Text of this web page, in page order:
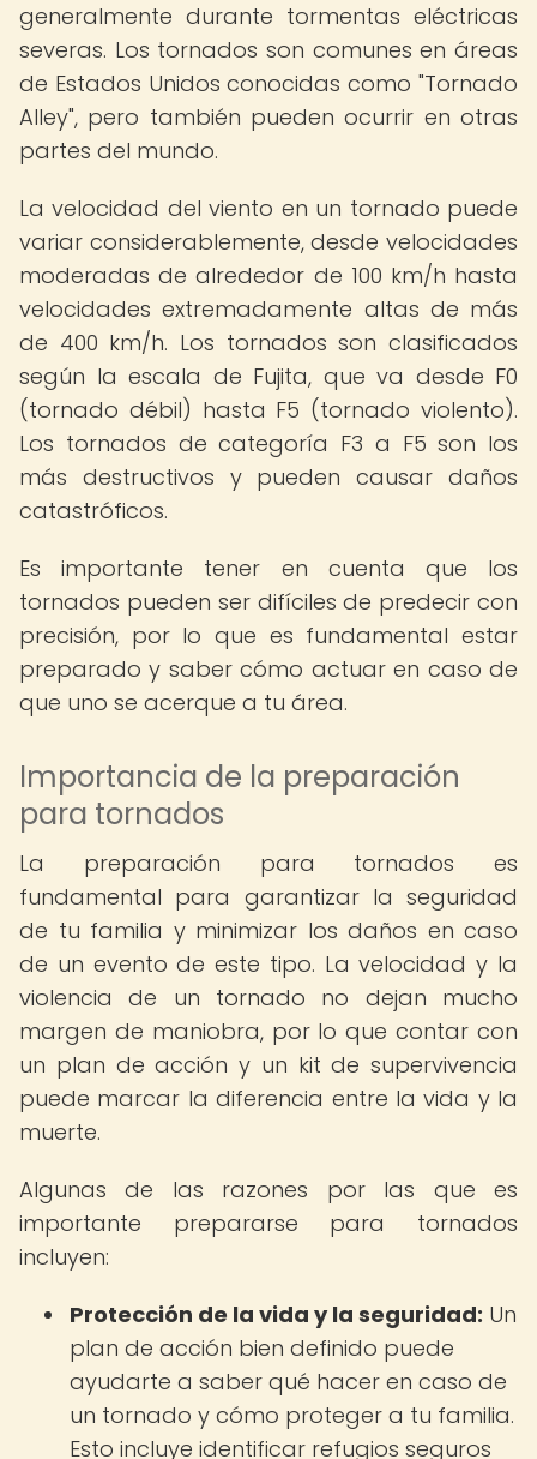
generalmente durante tormentas eléctricas
severas. Los tornados son comunes en áreas
de Estados Unidos conocidas como "Tornado
Alley", pero también pueden ocurrir en otras
partes del mundo.
La velocidad del viento en un tornado puede
variar considerablemente, desde velocidades
moderadas de alrededor de 100 km/h hasta
velocidades extremadamente altas de más
de 400 km/h. Los tornados son clasificados
según la escala de Fujita, que va desde F0
(tornado débil) hasta F5 (tornado violento).
Los tornados de categoría F3 a F5 son los
más destructivos y pueden causar daños
catastróficos.
Es importante tener en cuenta que los
tornados pueden ser difíciles de predecir con
precisión, por lo que es fundamental estar
preparado y saber cómo actuar en caso de
que uno se acerque a tu área.
Importancia de la preparación
para tornados
La preparación para tornados es
fundamental para garantizar la seguridad
de tu familia y minimizar los daños en caso
de un evento de este tipo. La velocidad y la
violencia de un tornado no dejan mucho
margen de maniobra, por lo que contar con
un plan de acción y un kit de supervivencia
puede marcar la diferencia entre la vida y la
muerte.
Algunas de las razones por las que es
importante prepararse para tornados
incluyen:
Protección de la vida y la seguridad: Un
plan de acción bien definido puede
ayudarte a saber qué hacer en caso de
un tornado y cómo proteger a tu familia.
Esto incluye identificar refugios seguros